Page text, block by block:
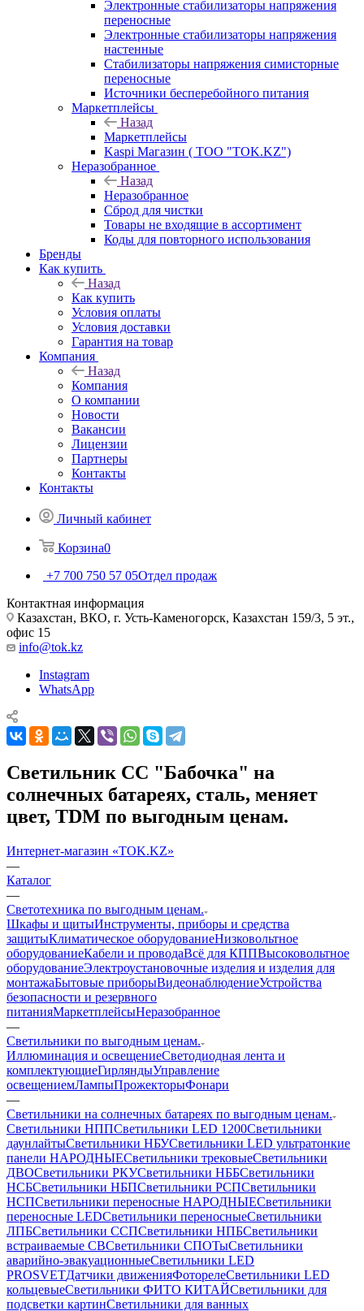
Электронные стабилизаторы напряжения
переносные
Электронные стабилизаторы напряжения
настенные
Стабилизаторы напряжения симисторные
переносные
Источники бесперебойного питания
Маркетплейсы
Назад
Маркетплейсы
Kaspi Магазин ( ТОО "TOK.KZ")
Неразобранное
Назад
Неразобранное
Сброд для чистки
Товары не входящие в ассортимент
Коды для повторного использования
Бренды
Как купить
Назад
Как купить
Условия оплаты
Условия доставки
Гарантия на товар
Компания
Назад
Компания
О компании
Новости
Вакансии
Лицензии
Партнеры
Контакты
Контакты
Личный кабинет
Корзина0
+7 700 750 57 05Отдел продаж
Контактная информация
Казахстан, ВКО, г. Усть-Каменогорск, Казахстан 159/3, 5 эт.,
офис 15
info@tok.kz
Instagram
WhatsApp
Светильник СС "Бабочка" на
солнечных батареях, сталь, меняет
цвет, TDM по выгодным ценам.
Интернет-магазин «TOK.KZ»
—
Каталог
—
Светотехника по выгодным ценам.
Шкафы и щитыИнструменты, приборы и средства
защитыКлиматическое оборудованиеНизковольтное
оборудованиеКабели и проводаВсё для КППВысоковольтное
оборудованиеЭлектроустановочные изделия и изделия для
монтажаБытовые приборыВидеонаблюдениеУстройства
безопасности и резервного
питанияМаркетплейсыНеразобранное
—
Светильники по выгодным ценам.
Иллюминация и освещениеСветодиодная лента и
комплектующиеГирляндыУправление
освещениемЛампыПрожекторыФонари
—
Светильники на солнечных батареях по выгодным ценам.
Светильники НППСветильники LED 1200Светильники
даунлайтыСветильники НБУСветильники LED ультратонкие
панели НАРОДНЫЕСветильники трековыеСветильники
ДВОСветильники РКУСветильники НББСветильники
НСБСветильники НБПСветильники РСПСветильники
НСПСветильники переносные НАРОДНЫЕСветильники
переносные LEDСветильники переносныеСветильники
ЛПБСветильники ССПСветильники НПБСветильники
встраиваемые СВСветильники СПОТыСветильники
аварийно-эвакуационныеСветильники LED
PROSVETДатчики движенияФоторелеСветильники LED
кольцевыеСветильники ФИТО КИТАЙСветильники для
подсветки картинСветильники для ванных